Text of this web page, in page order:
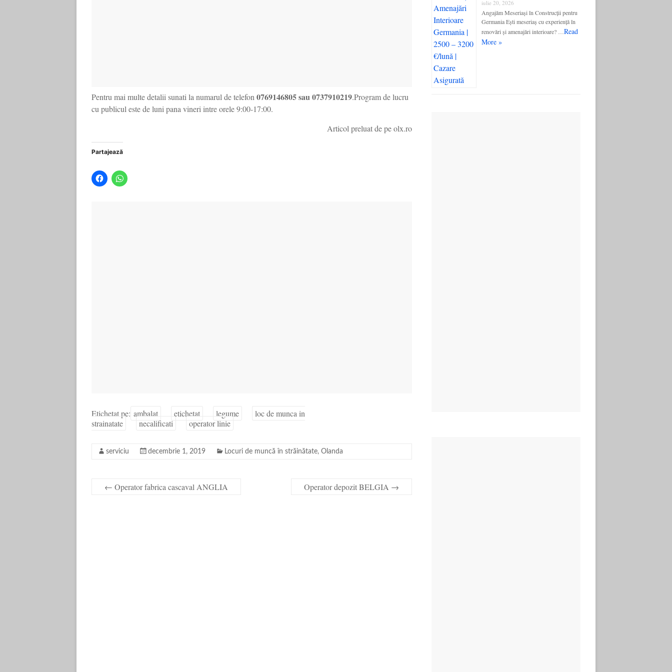
Pentru mai multe detalii sunati la numarul de telefon 0769146805 sau 0737910219.Program de lucru
cu publicul este de luni pana vineri intre orele 9:00-17:00.
Articol preluat de pe olx.ro
Partajează
Etichetat pe: ambalat etichetat legume
loc de munca in
strainatate
necalificati operator linie
serviciu decembrie 1, 2019 Locuri de muncă în străinătate, Olanda
← Operator fabrica cascaval ANGLIA Operator depozit BELGIA →
iulie 20, 2026
Angajăm Meseriași în Construcții pentru
Germania Ești meseriaș cu experiență în
renovări și amenajări interioare? … Read
More »